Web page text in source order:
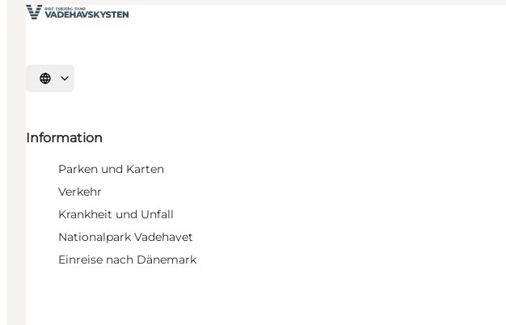
Sprache auswählen
Information
Parken und Karten
Verkehr
Krankheit und Unfall
Nationalpark Vadehavet
Einreise nach Dänemark